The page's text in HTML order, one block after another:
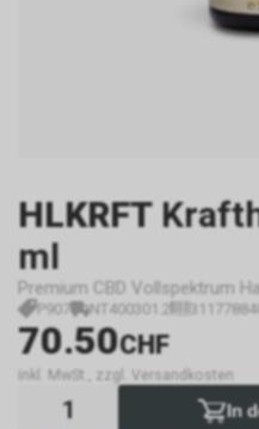
HLKRFT
ml
Premium CBD Vollspektrum
P907 NT400301.2
70.50CHF
inkl. MwSt., zzgl. Versandkosten
In